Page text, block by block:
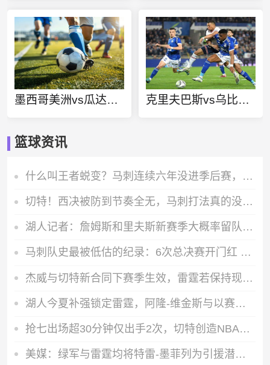
墨西哥美洲vs瓜达拉哈拉直播 克里夫巴斯vs乌比斯迪直播
篮球资讯
什么叫王者蜕变？马刺连续六年没进季后赛，如今闯进总决赛成历史第4队
切特！西决被防到节奏全无，马刺打法真的没人按常规方式能破解吗
湖人记者：詹姆斯和里夫斯新赛季大概率留队，续约里夫斯排在首位
马刺队史最被低估的纪录：6次总决赛开门红 6连胜至今没人追上
杰威与切特新合同下赛季生效，雷霆若保持现有阵容总薪资将达5亿
湖人今夏补强锁定雷霆，阿隆-维金斯与以赛亚-乔成引援重点方向
抢七出场超30分钟仅出手2次，切特创造NBA季后赛历史唯一纪录
美媒：绿军与雷霆均将特雷-墨菲列为引援潜在目标